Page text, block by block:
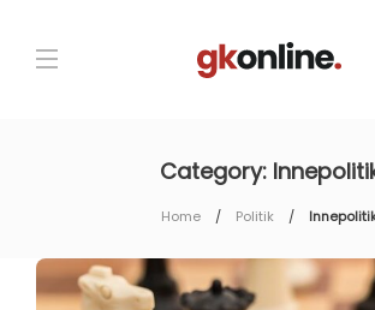
Category:
Home Politik